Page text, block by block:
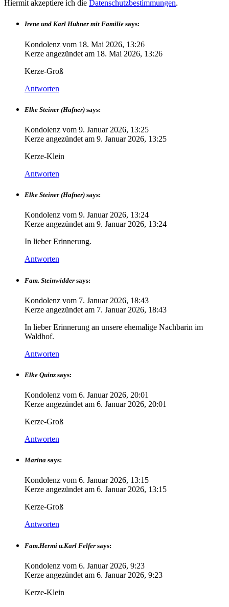
Hiermit akzeptiere ich die Datenschutzbestimmungen.
Irene und Karl Hubner mit Familie says:
Kondolenz vom 18. Mai 2026, 13:26
Kerze angezündet am 18. Mai 2026, 13:26
Kerze-Groß
Antworten
Elke Steiner (Hafner) says:
Kondolenz vom 9. Januar 2026, 13:25
Kerze angezündet am 9. Januar 2026, 13:25
Kerze-Klein
Antworten
Elke Steiner (Hafner) says:
Kondolenz vom 9. Januar 2026, 13:24
Kerze angezündet am 9. Januar 2026, 13:24
In lieber Erinnerung.
Antworten
Fam. Steinwidder says:
Kondolenz vom 7. Januar 2026, 18:43
Kerze angezündet am 7. Januar 2026, 18:43
In lieber Erinnerung an unsere ehemalige Nachbarin im
Waldhof.
Antworten
Elke Quinz says:
Kondolenz vom 6. Januar 2026, 20:01
Kerze angezündet am 6. Januar 2026, 20:01
Kerze-Groß
Antworten
Marina says:
Kondolenz vom 6. Januar 2026, 13:15
Kerze angezündet am 6. Januar 2026, 13:15
Kerze-Groß
Antworten
Fam.Hermi u.Karl Felfer says:
Kondolenz vom 6. Januar 2026, 9:23
Kerze angezündet am 6. Januar 2026, 9:23
Kerze-Klein